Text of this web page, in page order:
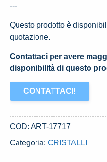
---
Questo prodotto è
quotazione.
Contattaci per avere
disponibilità di questo
CONTATTACI!
COD: ART-17717
Categoria: CRISTALLI